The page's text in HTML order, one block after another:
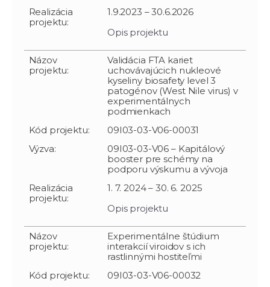
Realizácia
projektu:
1.9.2023 – 30.6.2026
Opis projektu
Názov
projektu:
Validácia FTA kariet
uchovávajúcich nukleové
kyseliny biosafety level 3
patogénov (West Nile virus) v
experimentálnych
podmienkach
Kód projektu:
09I03-03-V06-00031
Výzva:
09I03-03-V06 – Kapitálový
booster pre schémy na
podporu výskumu a vývoja
Realizácia
projektu:
1. 7. 2024 – 30. 6. 2025
Opis projektu
Názov
projektu:
Experimentálne štúdium
interakcií viroidov s ich
rastlinnými hostiteľmi
Kód projektu:
09I03-03-V06-00032